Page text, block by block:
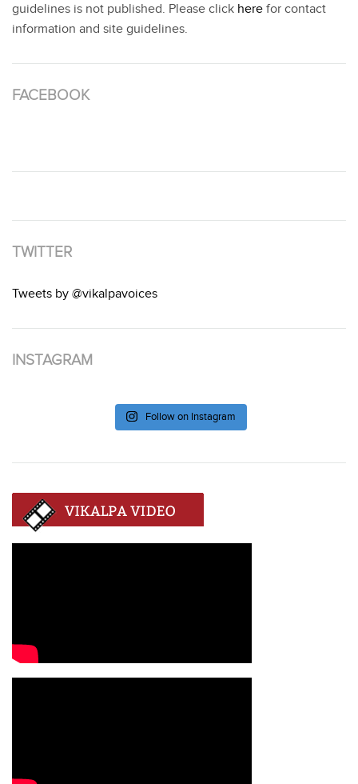
guidelines is not published. Please click here for contact
information and site guidelines.
FACEBOOK
TWITTER
Tweets by @vikalpavoices
INSTAGRAM
Follow on Instagram